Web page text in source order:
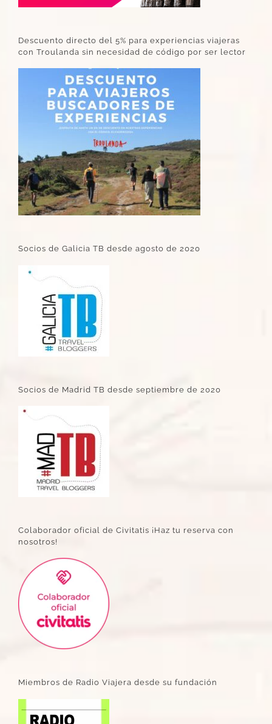
Descuento directo del 5% para experiencias viajeras
con Troulanda sin necesidad de código por ser lector
Socios de Galicia TB desde agosto de 2020
Socios de Madrid TB desde septiembre de 2020
Colaborador oficial de Civitatis ¡Haz tu reserva con
nosotros!
Miembros de Radio Viajera desde su fundación